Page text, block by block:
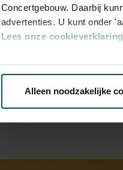
Concertgebouw. Daarbij
advertenties. U kunt onder
Lees onze
Via decookieverklaringop
We werken samen met32
Alleen noodzakelijke
Onderdeel
Gebouw &